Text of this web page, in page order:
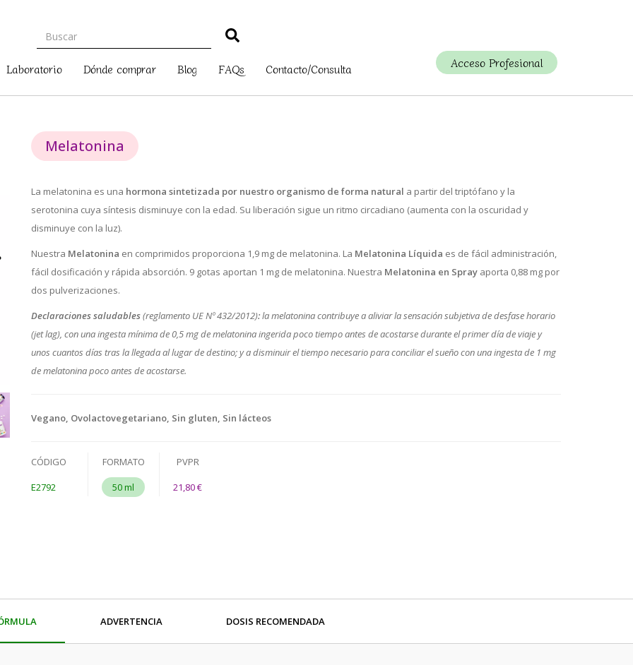
Acceso Profesional
Laboratorio Dónde comprar Blog FAQs Contacto/Consulta
Melatonina
La melatonina es una hormona sintetizada por nuestro organismo de forma natural a partir del triptófano y la
serotonina cuya síntesis disminuye con la edad. Su liberación sigue un ritmo circadiano (aumenta con la oscuridad y
disminuye con la luz).
Nuestra Melatonina en comprimidos proporciona 1,9 mg de melatonina. La Melatonina Líquida es de fácil administración,
fácil dosificación y rápida absorción. 9 gotas aportan 1 mg de melatonina. Nuestra Melatonina en Spray aporta 0,88 mg por
dos pulverizaciones.
Declaraciones saludables(reglamento UE Nº 432/2012):la melatonina contribuye a aliviar la sensación subjetiva de desfase horario
(jet lag), con una ingesta mínima de 0,5 mg de melatonina ingerida poco tiempo antes de acostarse durante el primer día de viaje y
unos cuantos días tras la llegada al lugar de destino; y a disminuir el tiempo necesario para conciliar el sueño con una ingesta de 1 mg
de melatonina poco antes de acostarse.
Vegano, Ovolactovegetariano, Sin gluten, Sin lácteos
CÓDIGO
E2792
FORMATO
50 ml
PVPR
21,80 €
ADVERTENCIA DOSIS RECOMENDADA